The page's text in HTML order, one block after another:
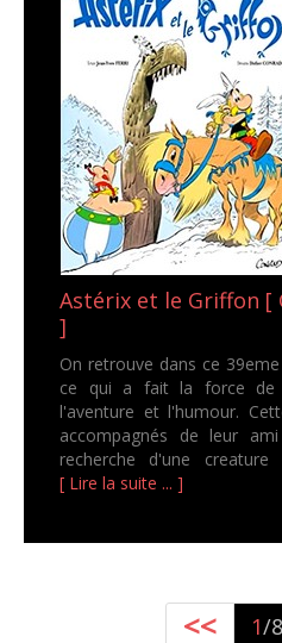
Astérix et le Griffon [
]
On retrouve dans ce
ce qui a fait la force de
l'aventure et l'humour.
accompagnés de leur
recherche d'une
[ Lire la suite ... ]
<< 1/8